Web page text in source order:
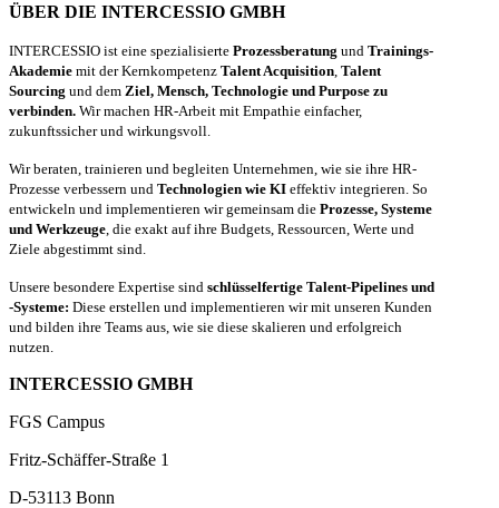
ÜBER DIE INTERCESSIO GMBH
INTERCESSIO ist eine spezialisierte Prozessberatung und Trainings-
Akademie mit der Kernkompetenz Talent Acquisition Talent
Sourcing und dem Ziel, Mensch, Technologie und Purpose zu
verbinden. Wir machen HR-Arbeit mit Empathie einfacher,
zukunftssicher und wirkungsvoll.
Wir beraten, trainieren und begleiten Unternehmen, wie sie ihre HR-
Prozesse verbessern und Technologien wie KI effektiv integrieren. So
entwickeln und implementieren wir gemeinsam die Prozesse, Systeme
und Werkzeuge , die exakt auf ihre Budgets, Ressourcen, Werte und
Ziele abgestimmt sind.
Unsere besondere Expertise sind schlüsselfertige Talent-Pipelines und
-Systeme: Diese erstellen und implementieren wir mit unseren Kunden
und bilden ihre Teams aus, wie sie diese skalieren und erfolgreich
nutzen.
INTERCESSIO GMBH
FGS Campus
Fritz-Schäffer-Straße 1
D-53113 Bonn